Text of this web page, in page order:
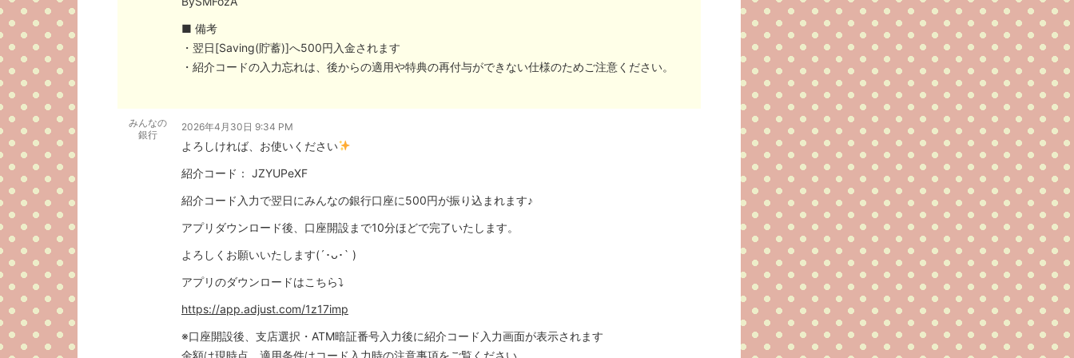
■ 備考
・翌日[Saving(貯蓄)]へ500円入金されます
・紹介コードの入力忘れは、後からの適用や特典の再付与ができない仕様のためご注意ください。
みんなの
銀行
2026年4月30日 9:34 PM
よろしければ、お使いください
紹介コード： JZYUPeXF
紹介コード入力で翌日にみんなの銀行口座に500円が振り込まれます♪︎
アプリダウンロード後、口座開設まで10分ほどで完了いたします。
よろしくお願いいたします(´･ᴗ･` )
アプリのダウンロードはこちら⤵
https://app.adjust.com/1z17imp
※口座開設後、支店選択・ATM暗証番号入力後に紹介コード入力画面が表示されます
金額は現時点、適用条件はコード入力時の注意事項をご覧ください